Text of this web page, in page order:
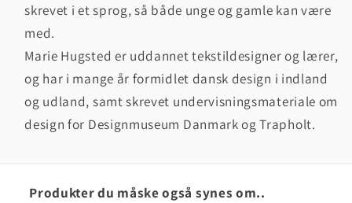
skrevet i et sprog, så både unge og gamle kan være
med.
Marie Hugsted er uddannet tekstildesigner og lærer,
og har i mange år formidlet dansk design i indland
og udland, samt skrevet undervisningsmateriale om
design for Designmuseum Danmark og Trapholt.
Produkter du måske også synes om..